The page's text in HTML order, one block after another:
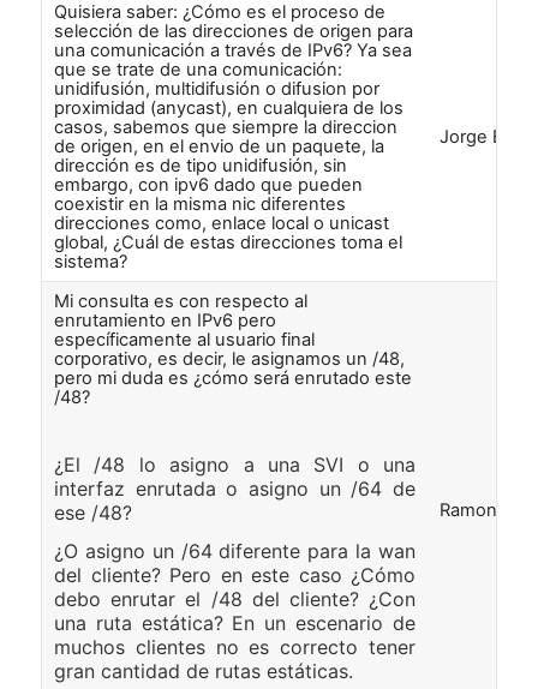
Quisiera saber: ¿Cómo es el proceso de
selección de las direcciones de origen para
una comunicación a través de IPv6? Ya sea
que se trate de una comunicación:
unidifusión, multidifusión o difusion por
proximidad (anycast), en cualquiera de los
casos, sabemos que siempre la direccion
de origen, en el envio de un paquete, la
dirección es de tipo unidifusión, sin
embargo, con ipv6 dado que pueden
coexistir en la misma nic diferentes
direcciones como, enlace local o unicast
global, ¿Cuál de estas direcciones toma el
sistema?
Jorge
Mi consulta es con respecto al
enrutamiento en IPv6 pero
específicamente al usuario final
corporativo, es decir, le asignamos un /48,
pero mi duda es ¿cómo será enrutado este
/48?
¿El /48 lo asigno a una SVI o una
interfaz enrutada o asigno un /64 de
ese /48?
¿O asigno un /64 diferente para la wan
del cliente? Pero en este caso ¿Cómo
debo enrutar el /48 del cliente? ¿Con
una ruta estática? En un escenario de
muchos clientes no es correcto tener
gran cantidad de rutas estáticas.
Ramon